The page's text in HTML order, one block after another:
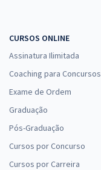
CURSOS ONLINE
Assinatura Ilimitada
Coaching para Concursos
Exame de Ordem
Graduação
Pós-Graduação
Cursos por Concurso
Cursos por Carreira